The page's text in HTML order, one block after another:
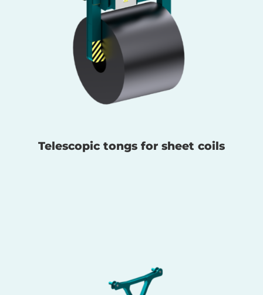
Telescopic tongs for sheet coils